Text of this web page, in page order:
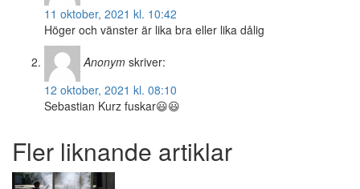
11 oktober, 2021 kl. 10:42
Höger och vänster är lika bra eller lika dålig
Anonym skriver:
12 oktober, 2021 kl. 08:10
Sebastian Kurz fuskar😃😃
Fler liknande artiklar